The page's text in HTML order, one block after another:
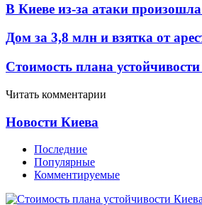
В Киеве из-за атаки
Дом за 3,8 млн и взятка от
Стоимость плана
Читать комментарии
Новости Киева
Последние
Популярные
Комментируемые